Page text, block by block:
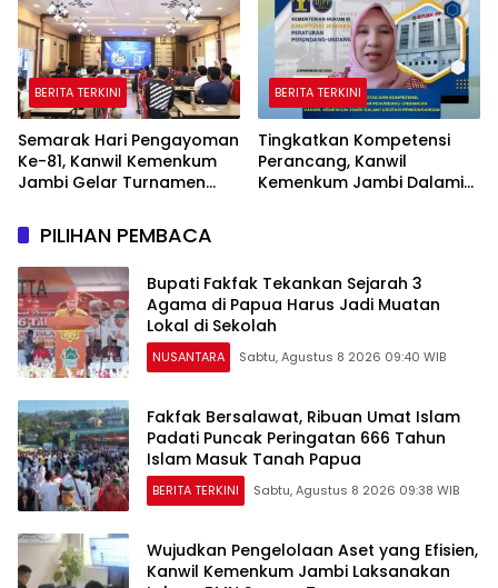
BERITA TERKINI
Semarak Hari Pengayoman
Ke-81, Kanwil Kemenkum
Jambi Gelar Turnamen
BERITA TERKINI
Tingkatkan Kompetensi
Perancang, Kanwil
Kemenkum Jambi Dalami
PILIHAN PEMBACA
Bupati Fakfak Tekankan Sejarah 3
Agama di Papua Harus Jadi Muatan
Lokal di Sekolah
NUSANTARA Sabtu, Agustus 8 2026 09:40 WIB
Fakfak Bersalawat, Ribuan Umat Islam
Padati Puncak Peringatan 666 Tahun
Islam Masuk Tanah Papua
BERITA TERKINI Sabtu, Agustus 8 2026 09:38 WIB
Wujudkan Pengelolaan Aset yang Efisien,
Kanwil Kemenkum Jambi Laksanakan